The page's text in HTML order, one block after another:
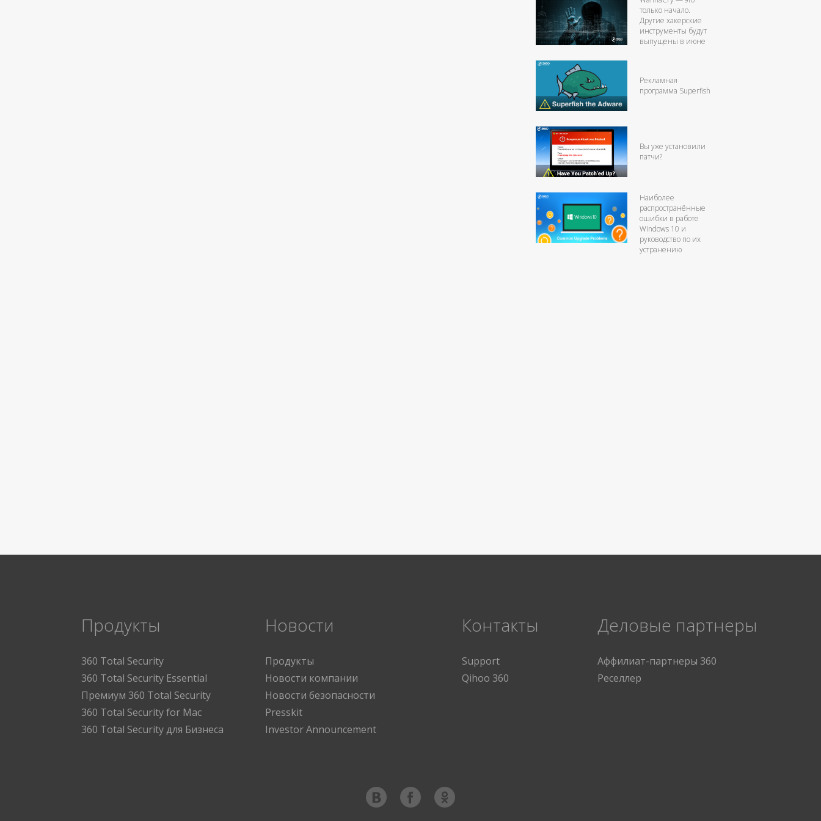
только начало.
Другие хакерские
инструменты будут
выпущены в июне
Рекламная
программа Superfish
Вы уже установили
патчи?
Наиболее
распространённые
ошибки в работе
Windows 10 и
руководство по их
устранению
Продукты
360 Total Security
360 Total Security Essential
Премиум 360 Total Security
360 Total Security for Mac
360 Total Security для Бизнеса
Новости
Продукты
Новости компании
Новости безопасности
Presskit
Investor Announcement
Контакты
Support
Qihoo 360
Деловые партнеры
Аффилиат-партнеры 360
Реселлер